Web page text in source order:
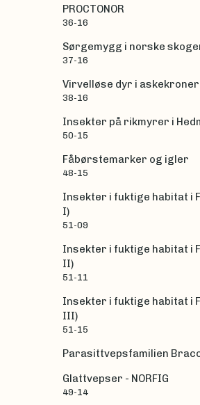
PROCTONOR
36-16
Sørgemygg i norske
37-16
Virvelløse dyr i askekroner
38-16
Insekter på rikmyrer i
50-15
Fåbørstemarker og igler
48-15
Insekter i fuktige habitat i
I)
51-09
Insekter i fuktige habitat i
II)
51-11
Insekter i fuktige habitat i
III)
51-15
Parasittvepsfamilien
Glattvepser - NORFIG
49-14